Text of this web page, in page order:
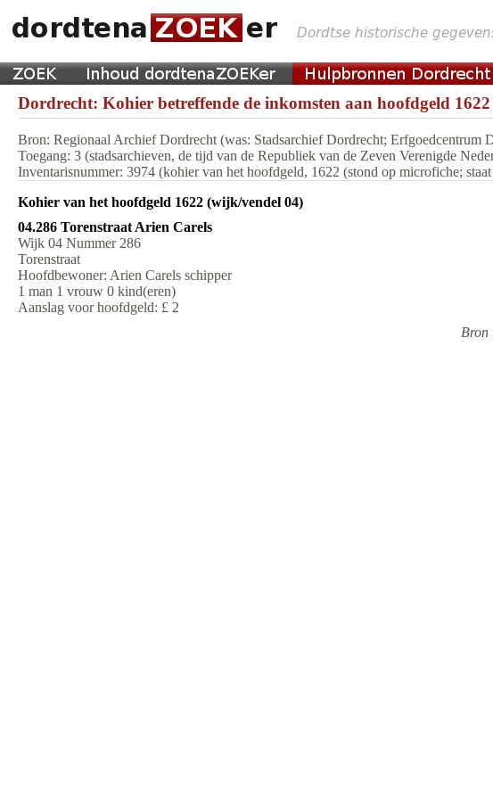
Dordrecht: Kohier betreffende de inkomsten aan hoofdgeld
Bron: Regionaal Archief Dordrecht (was: Stadsarchief Dordrecht; Erfgoedcentrum
Toegang: 3 (stadsarchieven, de tijd van de Republiek van de Zeven Verenigde
Inventarisnummer: 3974 (kohier van het hoofdgeld, 1622 (stond op microfiche;
Kohier van het hoofdgeld 1622 (wijk/vendel 04)
04.286 Torenstraat Arien Carels
Wijk 04 Nummer 286
Torenstraat
Hoofdbewoner: Arien Carels schipper
1 man 1 vrouw 0 kind(eren)
Aanslag voor hoofdgeld: £ 2
Bron